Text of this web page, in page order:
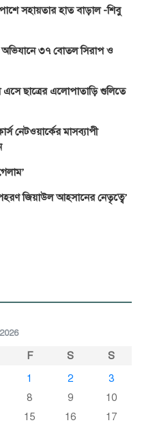
সহায়তার হাত বাড়াল -শিবু
অভিযানে ৩৭ বোতল সিরাপ ও
এসে ছাত্রের এলোপাতাড়ি গুলিতে
নেটওয়ার্কের মাসব্যাপী
জিয়াউল আহসানের নেতৃত্বে’
F S
S
1
2
3
8 9
10
15 16
17